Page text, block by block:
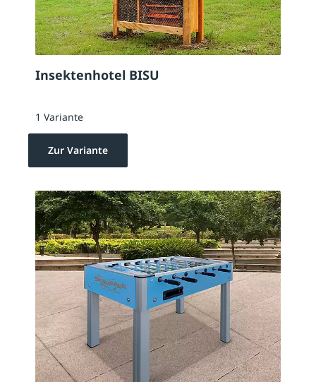
Insektenhotel BISU
1 Variante
Zur Variante